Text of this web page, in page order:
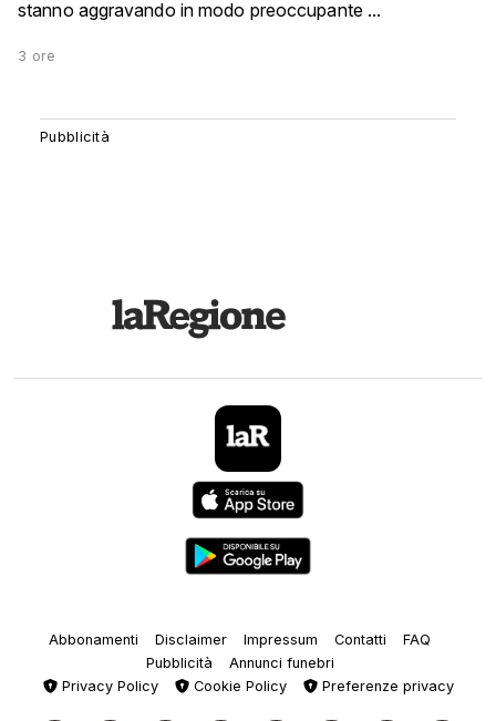
stanno aggravando in modo preoccupante ...
3 ore
Abbonamenti Disclaimer Impressum Contatti
FAQ
Pubblicità
Annunci funebri
Privacy Policy
Cookie Policy Preferenze privacy